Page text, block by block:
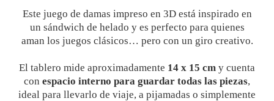
Este juego de damas impreso en 3D está inspirado en
un sándwich de helado y es perfecto para quienes
aman los juegos clásicos… pero con un giro creativo.
El tablero mide aproximadamente 14 x 15 cm y cuenta
con espacio interno para guardar todas las piezas,
ideal para llevarlo de viaje, a pijamadas o simplemente